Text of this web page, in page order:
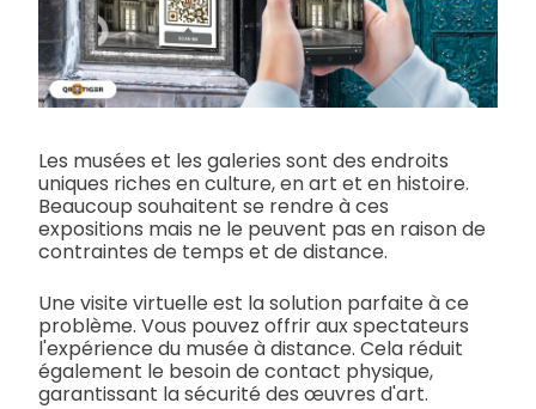
Les musées et les galeries sont des endroits
uniques riches en culture, en art et en histoire.
Beaucoup souhaitent se rendre à ces
expositions mais ne le peuvent pas en raison de
contraintes de temps et de distance.
Une visite virtuelle est la solution parfaite à ce
problème. Vous pouvez offrir aux spectateurs
l'expérience du musée à distance. Cela réduit
également le besoin de contact physique,
garantissant la sécurité des œuvres d'art.